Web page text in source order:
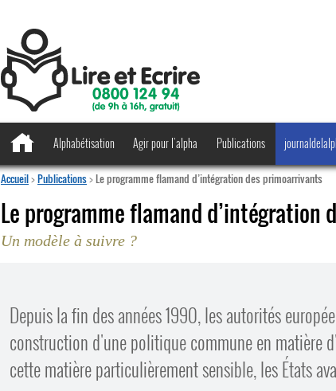
Alphabétisation Agir pour l’alpha Publications
Accueil>Publications>Le programme flamand d’intégration des primo­arrivants
Le programme flamand d’intégration
Un modèle à suivre ?
Depuis la fin des années 1990, les autorités
construction d'une politique commune en matière
cette matière particulièrement sensible, les États